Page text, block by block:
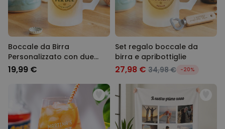
Boccale da Birra
Personalizzato con due
Volti e Logo
19,99 €
Set regalo boccale da
birra e apribottiglie
27,98 € 34,98 € -20%